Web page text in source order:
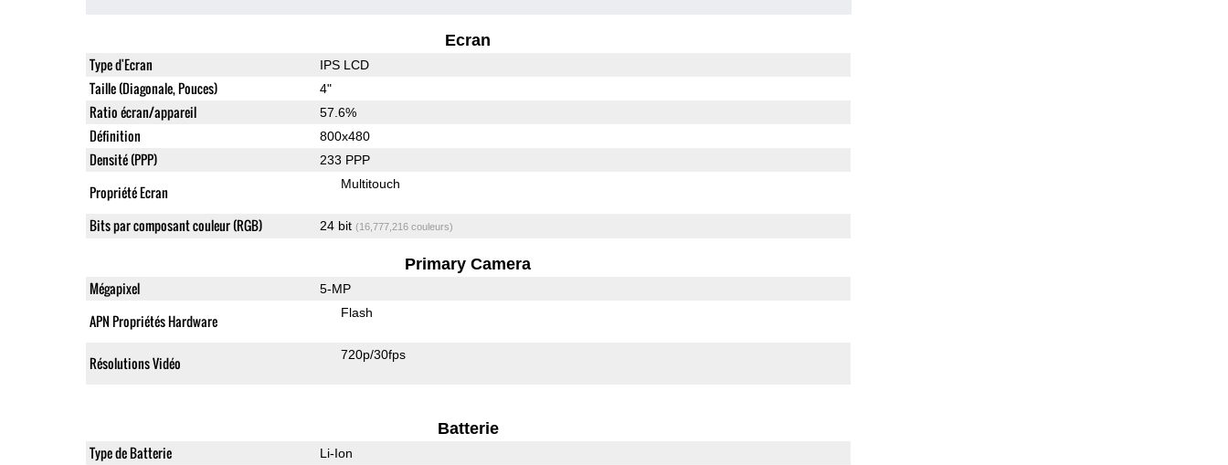
Ecran
Type d'Ecran IPS LCD
Taille (Diagonale, Pouces) 4"
Ratio écran/appareil 57.6%
Définition 800x480
Densité (PPP) 233 PPP
Propriété Ecran Multitouch
Bits par composant couleur (RGB) 24 bit (16,777,216 couleurs)
Primary Camera
Mégapixel 5-MP
APN Propriétés Hardware Flash
Résolutions Vidéo 720p/30fps
Batterie
Type de Batterie Li-Ion